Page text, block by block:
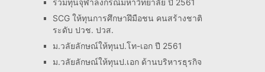
รวมทุนจุฬาลงกรณ์มหาวิทยาลัย ปี 2561
SCG ให้ทุนการศึกษาฝึมือชน คนสร้างชาติ
ระดับ ปวช. ปวส.
ม.วลัยลักษณ์ให้ทุนป.โท-เอก ปี 2561
ม.วลัยลักษณ์ให้ทุนป.เอก ด้านบริหารธุรกิจ